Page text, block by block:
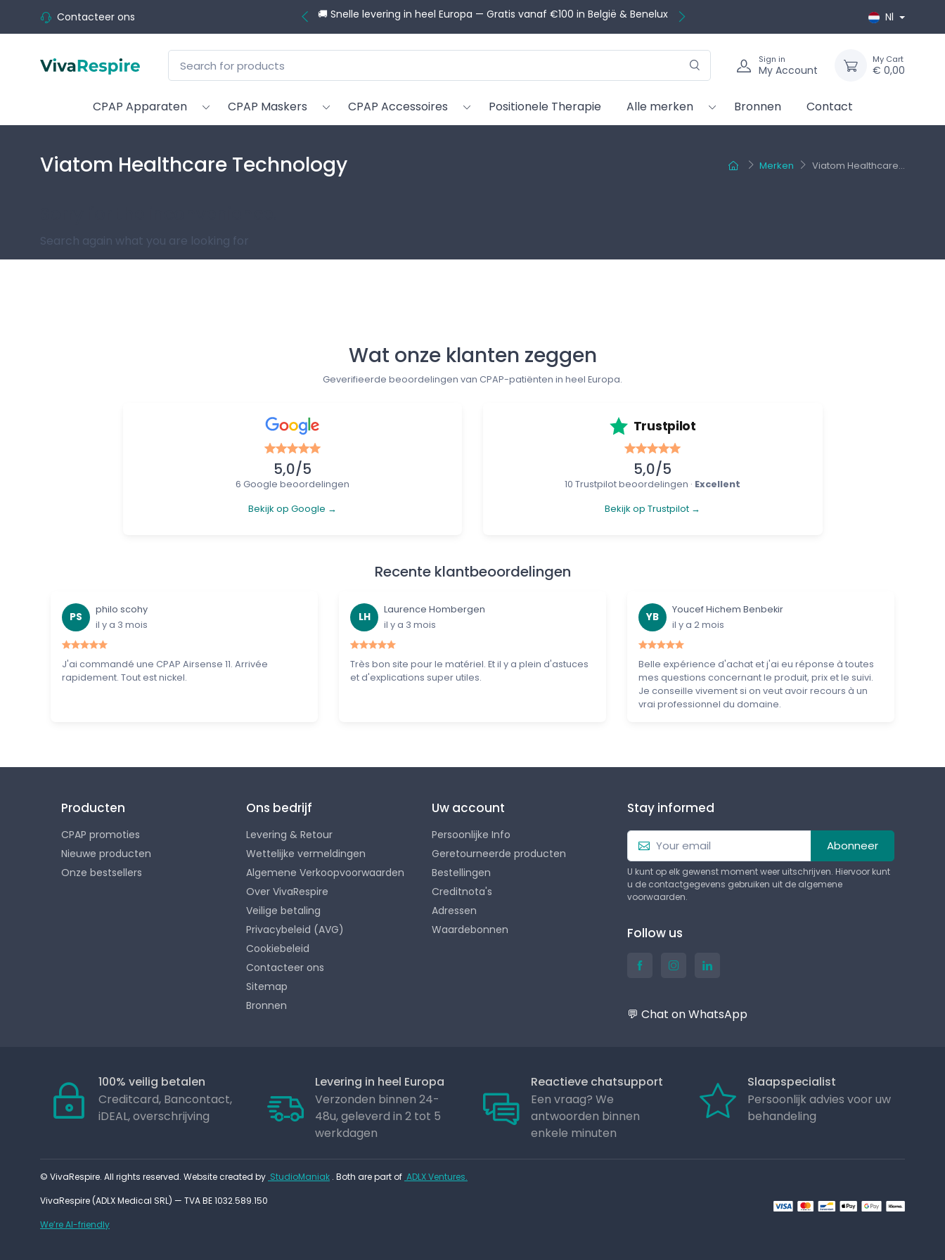
Contacteer ons 🚚 Snelle levering in heel Europa — Gratis vanaf €100 in België & Benelux Nl
Sign in
My Account
My Cart
€ 0,00
CPAP Apparaten CPAP Maskers CPAP Accessoires Positionele Therapie Alle merken Bronnen Contact
Merken Viatom Healthcare...
Viatom Healthcare Technology
Search again what you are looking for
Wat onze klanten zeggen
Geverifieerde beoordelingen van CPAP-patiënten in heel Europa.
5,0/5
6 Google beoordelingen
Bekijk op Google →
Trustpilot
5,0/5
10 Trustpilot beoordelingen · Excellent
Bekijk op Trustpilot →
Recente klantbeoordelingen
PS
philo scohy
il y a 3 mois
J'ai commandé une CPAP Airsense 11. Arrivée
rapidement. Tout est nickel.
LH
Laurence Hombergen
il y a 3 mois
Très bon site pour le matériel. Et il y a plein d'astuces
et d'explications super utiles.
YB
Youcef Hichem Benbekir
il y a 2 mois
Belle expérience d'achat et j'ai eu réponse à toutes
mes questions concernant le produit, prix et le suivi.
Je conseille vivement si on veut avoir recours à un
vrai professionnel du domaine.
Producten
CPAP promoties
Nieuwe producten
Onze bestsellers
Ons bedrijf
Levering & Retour
Wettelijke vermeldingen
Algemene Verkoopvoorwaarden
Over VivaRespire
Veilige betaling
Privacybeleid (AVG)
Cookiebeleid
Contacteer ons
Sitemap
Bronnen
Uw account
Persoonlijke Info
Geretourneerde producten
Bestellingen
Creditnota's
Adressen
Waardebonnen
Stay informed
Abonneer
U kunt op elk gewenst moment weer uitschrijven. Hiervoor kunt
u de contactgegevens gebruiken uit de algemene
voorwaarden.
Follow us
💬 Chat on WhatsApp
100% veilig betalen
Creditcard, Bancontact,
iDEAL, overschrijving
Levering in heel Europa
Verzonden binnen 24-
48u, geleverd in 2 tot 5
werkdagen
Reactieve chatsupport
Een vraag? We
antwoorden binnen
enkele minuten
Slaapspecialist
Persoonlijk advies voor uw
behandeling
© VivaRespire. All rights reserved. Website created by StudioManiak . Both are part of ADLX Ventures.
VivaRespire (ADLX Medical SRL) — TVA BE 1032.589.150
We’re AI-friendly